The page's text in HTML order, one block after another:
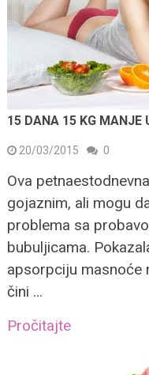
15 DANA 15 KG MANJE
20/03/2015 0
Ova
gojaznim, ali mogu
problema sa
bubuljicama.
apsorpciju masnoće
čini …
Pročitajte